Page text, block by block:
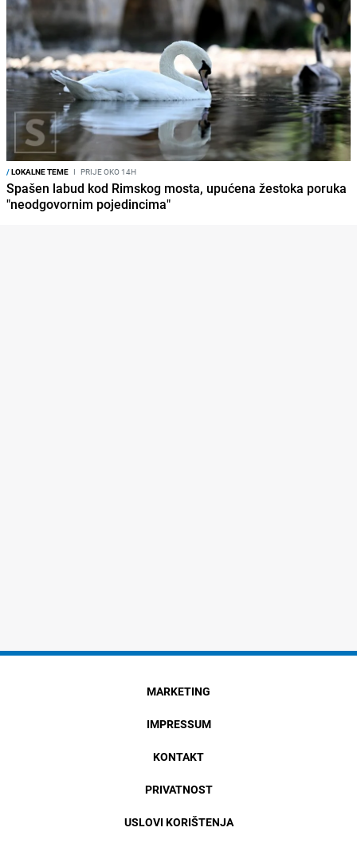
/LOKALNE TEME I PRIJE OKO 14H
Spašen labud kod Rimskog mosta, upućena žestoka poruka
"neodgovornim pojedincima"
MARKETING
IMPRESSUM
KONTAKT
PRIVATNOST
USLOVI KORIŠTENJA